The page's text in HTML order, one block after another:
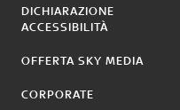
DICHIARAZIONE
ACCESSIBILITÀ
OFFERTA SKY MEDIA
CORPORATE